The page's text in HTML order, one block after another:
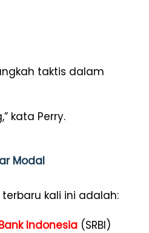
taktis dalam
kata Perry.
Modal
kali ini adalah:
Indonesia (SRBI)